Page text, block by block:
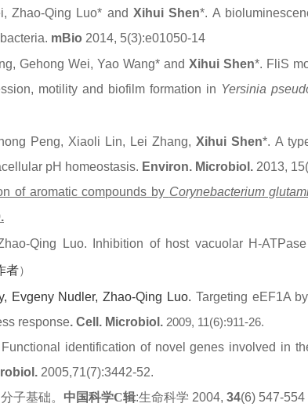
Zhao-Qing Luo* and Xihui Shen*. A
mBio 2014, 5(3):e01050-14
Gehong Wei, Yao Wang* and Xihui Shen*. FliS
motility and biofilm formation in Yersinia
Peng, Xiaoli Lin, Lei Zhang, Xihui Shen*. A
pH homeostasis. Environ. Microbiol. 2013,
of aromatic compounds by Corynebacterium
Qing Luo.
Inhibition of host vacuolar H-
者）
, Evgeny Nudler,Zhao-Qing Luo. Targeting eEF1A
response. Cell. Microbiol. 2009, 11(6):911-26.
Functional identification of novel genes involved in
2005,71(7):3442-52.
子基础。 中国科学C辑:生命科学 2004, 34(6) 547-554